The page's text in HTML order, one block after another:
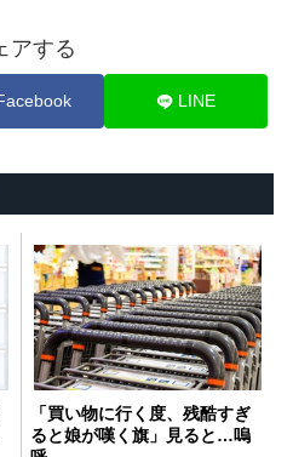
アする
LINE
「買い物に行く度、残酷すぎ
ると娘が嘆く旗」見ると…嗚